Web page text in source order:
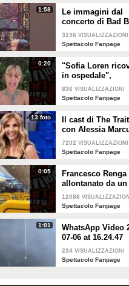
1:58
Le immagini dal
concerto di Bad
a Milano
3196 VISUALIZZAZIONI
Spettacolo Fanpage
0:20
"Sofia Loren
in ospedale",
Alessandra
smentisce: "È
836 VISUALIZZAZIONI
Spettacolo Fanpage
13 foto
Il cast di The
con Alessia
7202 VISUALIZZAZIONI
Spettacolo Fanpage
0:05
Francesco Renga
allontanato da
Ryanair dopo una
discussione con
12086 VISUALIZZAZIONI
Spettacolo Fanpage
1:01
WhatsApp Video
07-06 at 16.24.47
234 VISUALIZZAZIONI
Spettacolo Fanpage